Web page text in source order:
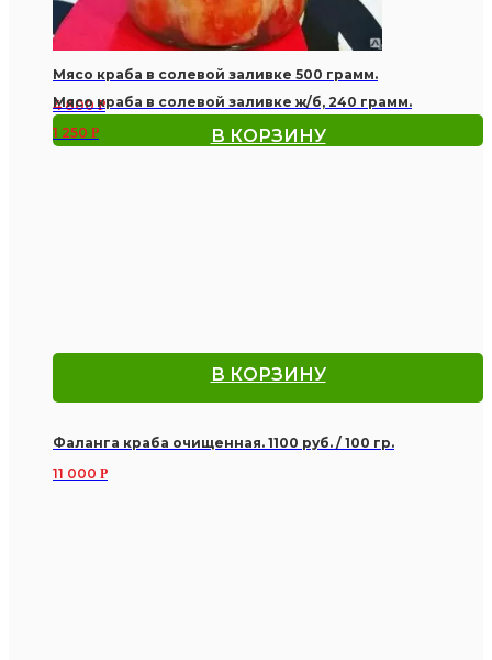
Мясо краба в солевой заливке 500 грамм.
4 800Р
В КОРЗИНУ
Мясо краба в солевой заливке ж/б, 240 грамм.
1 250 Р
В КОРЗИНУ
Фаланга краба очищенная. 1100 руб. / 100 гр.
11 000 Р